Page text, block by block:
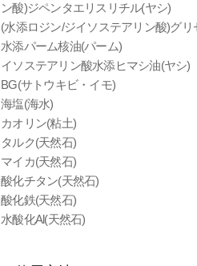
ン酸)ジペンタエリスリチル(ヤシ)
(水添ロジン/ジイソステアリン酸)グリ
水添パーム核油(パーム)
イソステアリン酸水添ヒマシ油(ヤシ)
BG(サトウキビ・イモ)
海塩(海水)
カオリン(粘土)
タルク(天然石)
マイカ(天然石)
酸化チタン(天然石)
酸化鉄(天然石)
水酸化Al(天然石)